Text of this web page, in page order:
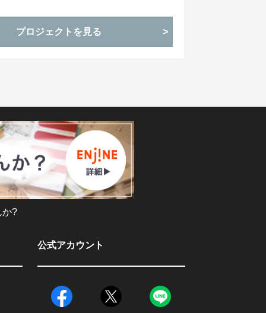
プロジェクトを見る
か?
公式アカウント